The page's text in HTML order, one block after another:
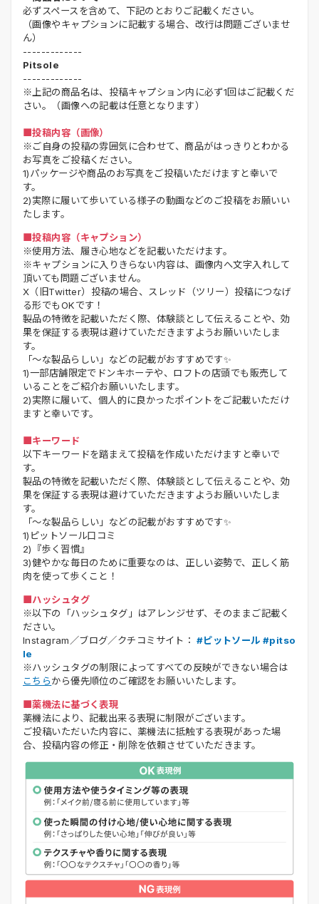
必ずスペースを含めて、下記のとおりご記載ください。
（画像やキャプションに記載する場合、改行は問題ございませ
ん）
-------------
Pitsole
-------------
※上記の商品名は、投稿キャプション内に必ず1回はご記載くだ
さい。（画像への記載は任意となります）
■投稿内容（画像）
※ご自身の投稿の雰囲気に合わせて、商品がはっきりとわかる
お写真をご投稿ください。
1)パッケージや商品のお写真をご投稿いただけますと幸いで
す。
2)実際に履いて歩いている様子の動画などのご投稿をお願いい
たします。
■投稿内容（キャプション）
※使用方法、履き心地などを記載いただけます。
※キャプションに入りきらない内容は、画像内へ文字入れして
頂いても問題ございません。
X（旧Twitter）投稿の場合、スレッド（ツリー）投稿につなげ
る形でもOKです！
製品の特徴を記載いただく際、体験談として伝えることや、効
果を保証する表現は避けていただきますようお願いいたしま
す。
「～な製品らしい」などの記載がおすすめです✨
1)一部店舗限定でドンキホーテや、ロフトの店頭でも販売して
いることをご紹介お願いいたします。
2)実際に履いて、個人的に良かったポイントをご記載いただけ
ますと幸いです。
■キーワード
以下キーワードを踏まえて投稿を作成いただけますと幸いで
す。
製品の特徴を記載いただく際、体験談として伝えることや、効
果を保証する表現は避けていただきますようお願いいたしま
す。
「～な製品らしい」などの記載がおすすめです✨
1)ピットソール口コミ
2)『歩く習慣』
3)健やかな毎日のために重要なのは、正しい姿勢で、正しく筋
肉を使って歩くこと！
■ハッシュタグ
※以下の「ハッシュタグ」はアレンジせず、そのままご記載く
ださい。
Instagram／ブログ／クチコミサイト： #ピットソール #pitso
le
※ハッシュタグの制限によってすべての反映ができない場合は
こちらから優先順位のご確認をお願いいたします。
■薬機法に基づく表現
薬機法により、記載出来る表現に制限がございます。
ご投稿いただいた内容に、薬機法に抵触する表現があった場
合、投稿内容の修正・削除を依頼させていただきます。